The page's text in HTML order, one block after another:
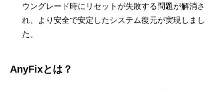
ウングレード時にリセットが失敗する問題が解消さ
れ、より安全で安定したシステム復元が実現しまし
た。
AnyFixとは？